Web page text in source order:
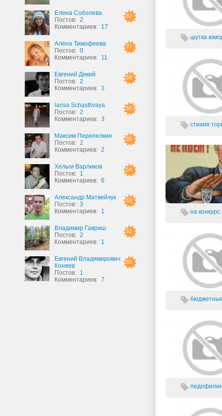
82
Елена Соболева
Постов: 2
Комментариев: 17
77
Алёна Тимофеева
Постов: 0
Комментариев: 11
59
Евгений Дикий
Постов: 2
Комментариев: 3
56.5
larisa Schastlivaya
Постов: 2
Комментариев: 3
55
Максим Перепелкин
Постов: 2
Комментариев: 2
54
Хельги Варликов
Постов: 1
Комментариев: 6
53
Александр Матвейчук
Постов: 3
Комментариев: 1
52
Владимир Гавриш
Постов: 2
Комментариев: 1
50
Евгений Владимирович
Коняев
Постов: 1
Комментариев: 7
шутка
стихия
на